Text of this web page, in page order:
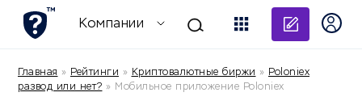
Компании
Главная » Рейтинги » Криптовалютные биржи » Poloniex
развод или нет? » Мобильное приложение Poloniex